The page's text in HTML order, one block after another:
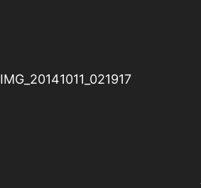
IMG_20141011_021917